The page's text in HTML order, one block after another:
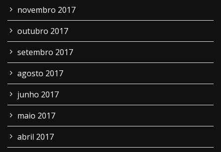
novembro 2017
outubro 2017
setembro 2017
agosto 2017
junho 2017
maio 2017
abril 2017